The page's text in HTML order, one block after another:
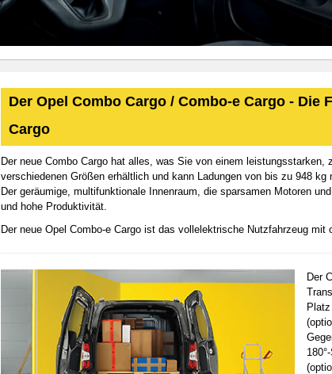
Der Opel Combo Cargo / Combo-e Cargo - Die
Cargo
Der neue Combo Cargo hat alles, was Sie von einem
verschiedenen Größen erhältlich und kann Ladungen von bis zu 948 kg
Der geräumige, multifunktionale Innenraum, die sparsamen Motoren
und hohe Produktivität.
Der neue Opel Combo-e Cargo ist das vollelektrische Nutzfahrzeug
Der